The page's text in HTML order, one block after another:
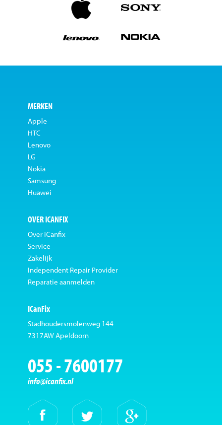
MERKEN
Apple
HTC
Lenovo
LG
Nokia
Samsung
Huawei
OVER ICANFIX
Over iCanfix
Service
Zakelijk
Independent Repair Provider
Reparatie aanmelden
ICanFix
Stadhoudersmolenweg 144
7317AW Apeldoorn
055 - 7600177
info@icanfix.nl